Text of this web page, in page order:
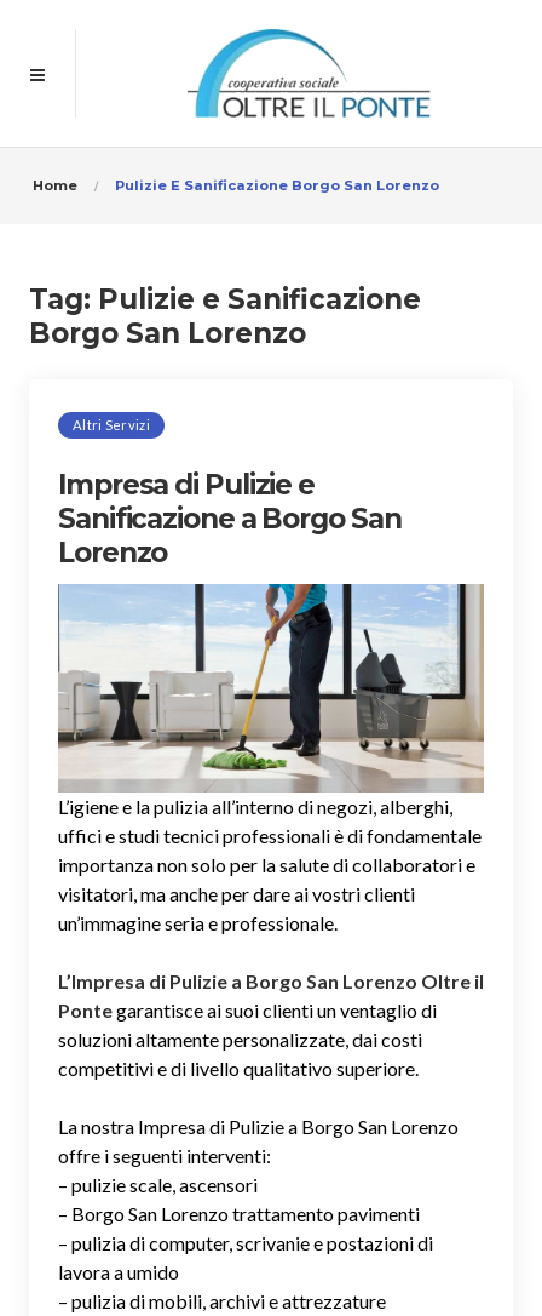
Home Pulizie E Sanificazione Borgo San Lorenzo
Tag: Pulizie e Sanificazione
Borgo San Lorenzo
Altri Servizi
Impresa di Pulizie e
Sanificazione a Borgo San
Lorenzo
L’igiene e la pulizia all’interno di negozi, alberghi,
uffici e studi tecnici professionali è di fondamentale
importanza non solo per la salute di collaboratori e
visitatori, ma anche per dare ai vostri clienti
un’immagine seria e professionale.
L’Impresa di Pulizie a Borgo San Lorenzo Oltre il
Pontegarantisce ai suoi clienti un ventaglio di
soluzioni altamente personalizzate, dai costi
competitivi e di livello qualitativo superiore.
La nostra Impresa di Pulizie a Borgo San Lorenzo
offre i seguenti interventi:
– pulizie scale, ascensori
– Borgo San Lorenzo trattamento pavimenti
– pulizia di computer, scrivanie e postazioni di
lavora a umido
– pulizia di mobili, archivi e attrezzature